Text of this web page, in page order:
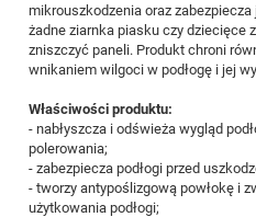
mikrouszkodzenia oraz
żadne ziarnka piasku czy dziecięce
zniszczyć paneli. Produkt chroni
wnikaniem wilgoci w podłogę i jej
Właściwości produktu:
- nabłyszcza i odświeża wygląd
polerowania;
- zabezpiecza podłogi przed
- tworzy antypoślizgową powłokę i
użytkowania podłogi;